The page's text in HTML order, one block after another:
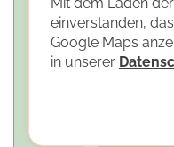
einverstanden,
Google Maps
in unserer